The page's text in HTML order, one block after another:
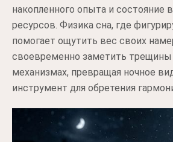
накопленного опыта и состояние
ресурсов. Физика сна, где
помогает ощутить вес своих
своевременно заметить
механизмах, превращая ночное
инструмент для обретения